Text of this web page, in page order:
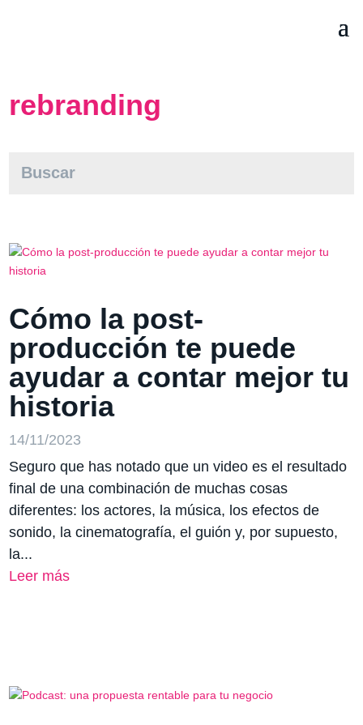
rebranding
Cómo la post-
producción te puede
ayudar a contar mejor tu
historia
14/11/2023
Seguro que has notado que un video es el resultado
final de una combinación de muchas cosas
diferentes: los actores, la música, los efectos de
sonido, la cinematografía, el guión y, por supuesto,
la...
Leer más